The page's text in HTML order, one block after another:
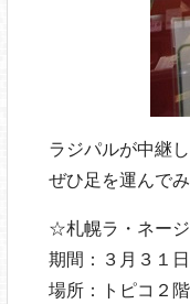
ラジパルが中継
ぜひ足を運んで
☆札幌ラ・ネー
期間：３月３１
場所：トピコ２階